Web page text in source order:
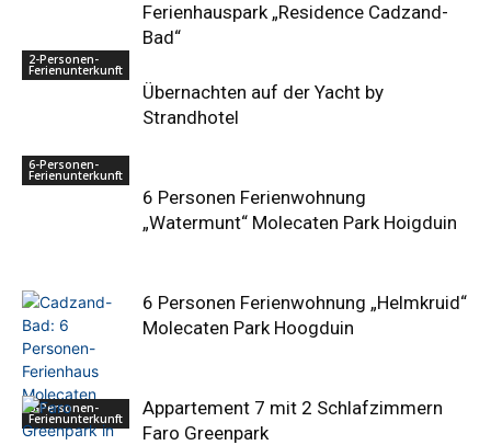
Ferienhauspark „Residence Cadzand-
Bad“
2-Personen-
Ferienunterkunft
Übernachten auf der Yacht by
Strandhotel
6-Personen-
Ferienunterkunft
6 Personen Ferienwohnung
„Watermunt“ Molecaten Park Hoigduin
6-Personen-
Ferienunterkunft
6 Personen Ferienwohnung „Helmkruid“
Molecaten Park Hoogduin
Appartement 7 mit 2 Schlafzimmern
Faro Greenpark